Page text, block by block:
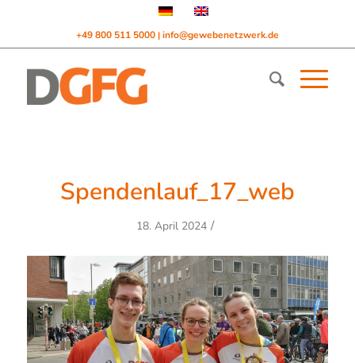
+49 800 511 5000 | info@gewebenetzwerk.de
Spendenlauf_17_web
18. April 2024 /